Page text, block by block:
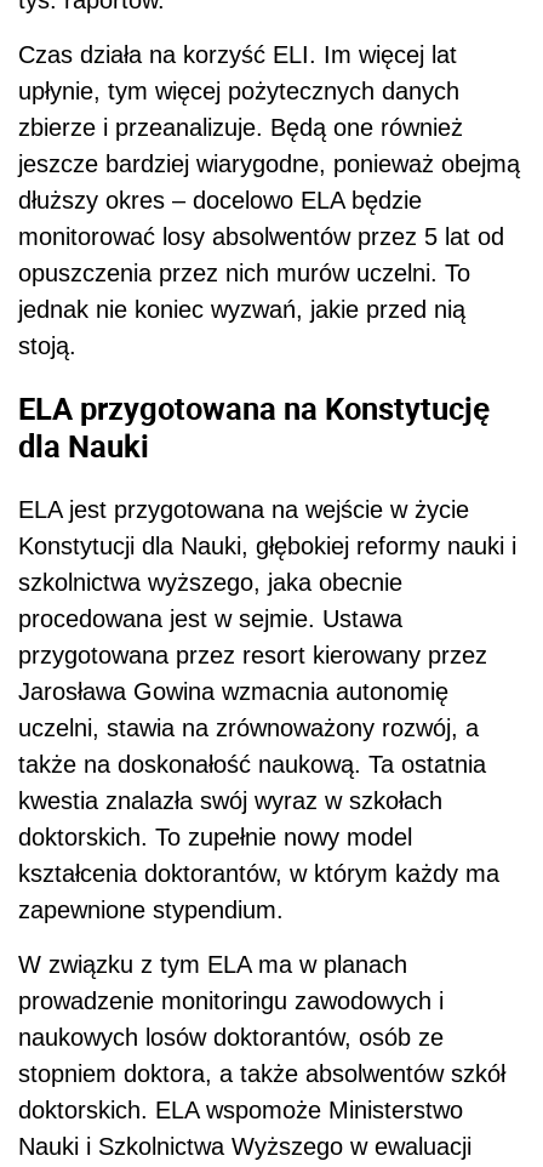
Czas działa na korzyść ELI. Im więcej lat
upłynie, tym więcej pożytecznych danych
zbierze i przeanalizuje. Będą one również
jeszcze bardziej wiarygodne, ponieważ obejmą
dłuższy okres – docelowo ELA będzie
monitorować losy absolwentów przez 5 lat od
opuszczenia przez nich murów uczelni. To
jednak nie koniec wyzwań, jakie przed nią
stoją.
ELA przygotowana na Konstytucję
dla Nauki
ELA jest przygotowana na wejście w życie
Konstytucji dla Nauki, głębokiej reformy nauki i
szkolnictwa wyższego, jaka obecnie
procedowana jest w sejmie. Ustawa
przygotowana przez resort kierowany przez
Jarosława Gowina wzmacnia autonomię
uczelni, stawia na zrównoważony rozwój, a
także na doskonałość naukową. Ta ostatnia
kwestia znalazła swój wyraz w szkołach
doktorskich. To zupełnie nowy model
kształcenia doktorantów, w którym każdy ma
zapewnione stypendium.
W związku z tym ELA ma w planach
prowadzenie monitoringu zawodowych i
naukowych losów doktorantów, osób ze
stopniem doktora, a także absolwentów szkół
doktorskich. ELA wspomoże Ministerstwo
Nauki i Szkolnictwa Wyższego w ewaluacji